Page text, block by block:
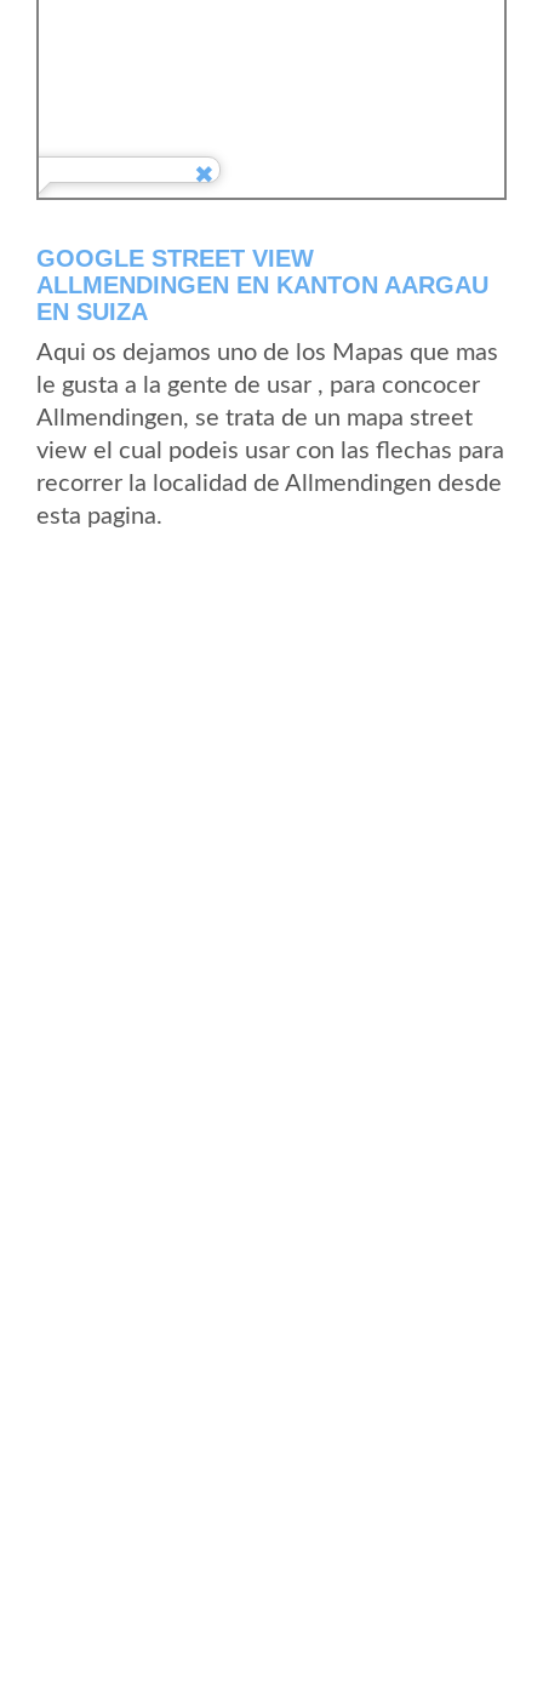
GOOGLE STREET VIEW
ALLMENDINGEN EN KANTON AARGAU
EN SUIZA
Aqui os dejamos uno de los Mapas que mas
le gusta a la gente de usar , para concocer
Allmendingen, se trata de un mapa street
view el cual podeis usar con las flechas para
recorrer la localidad de Allmendingen desde
esta pagina.